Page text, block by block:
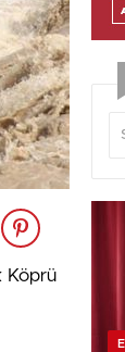
Köprü